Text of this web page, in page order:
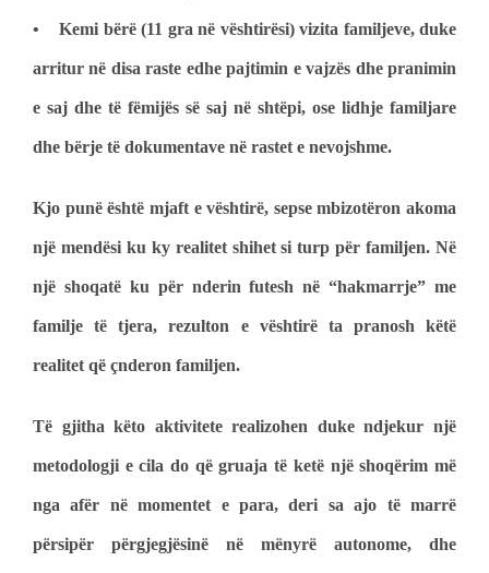
• Kemi bërë (11 gra në vështirësi) vizita familjeve, duke
arritur në disa raste edhe pajtimin e vajzës dhe pranimin
e saj dhe të fëmijës së saj në shtëpi, ose lidhje familjare
dhe bërje të dokumentave në rastet e nevojshme.
Kjo punë është mjaft e vështirë, sepse mbizotëron akoma
një mendësi ku ky realitet shihet si turp për familjen. Në
një shoqatë ku për nderin futesh në “hakmarrje” me
familje të tjera, rezulton e vështirë ta pranosh këtë
realitet që çnderon familjen.
Të gjitha këto aktivitete realizohen duke ndjekur një
metodologji e cila do që gruaja të ketë një shoqërim më
nga afër në momentet e para, deri sa ajo të marrë
përsipër përgjegjësinë në mënyrë autonome, dhe